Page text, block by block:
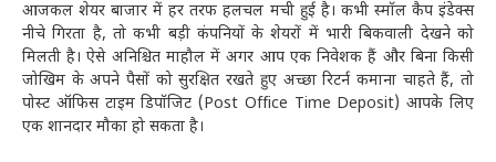
आजकल शेयर बाजार में हर तरफ हलचल मची हुई है। कभी स्मॉल कैप इंडेक्स
नीचे गिरता है, तो कभी बड़ी कंपनियों के शेयरों में भारी बिकवाली देखने को
मिलती है। ऐसे अनिश्चित माहौल में अगर आप एक निवेशक हैं और बिना किसी
जोखिम के अपने पैसों को सुरक्षित रखते हुए अच्छा रिटर्न कमाना चाहते हैं, तो
पोस्ट ऑफिस टाइम डिपॉजिट (Post Office Time Deposit) आपके लिए
एक शानदार मौका हो सकता है।